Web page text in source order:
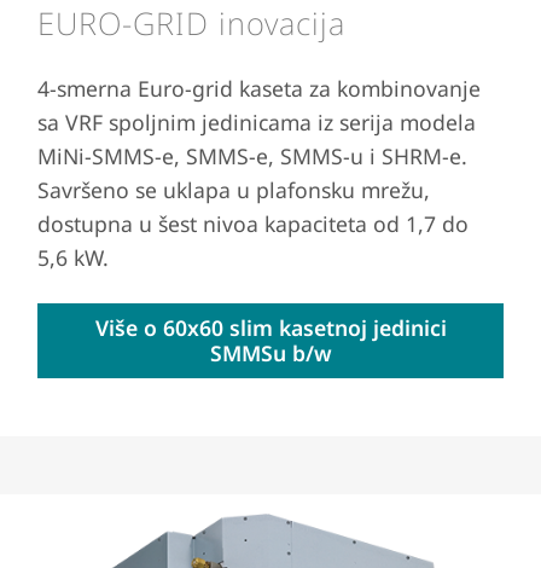
EURO-GRID inovacija
4-smerna Euro-grid kaseta za kombinovanje
sa VRF spoljnim jedinicama iz serija modela
MiNi-SMMS-e, SMMS-e, SMMS-u i SHRM-e.
Savršeno se uklapa u plafonsku mrežu,
dostupna u šest nivoa kapaciteta od 1,7 do
5,6 kW.
Više o 60x60 slim kasetnoj jedinici
SMMSu b/w